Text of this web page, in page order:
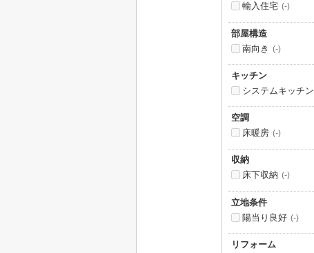
輸入住宅 (-)
部屋構造
南向き
(-)
キッチン
システムキッチン
空調
床暖房 (-)
収納
床下収納 (-)
立地条件
陽当り良好 (-)
リフォーム